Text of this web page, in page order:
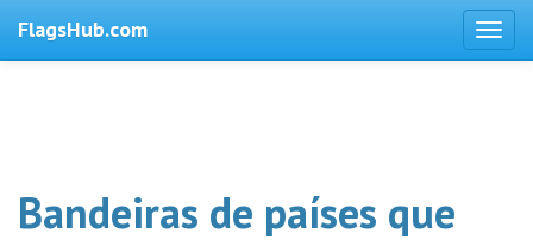
FlagsHub.com
Bandeiras de países que